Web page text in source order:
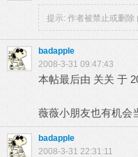
提示: 作者被禁止或删除
badapple
2008-3-31 09:47:43
本帖最后由 关关 于
薇薇小朋友也有机会
badapple
2008-3-31 22:31:11